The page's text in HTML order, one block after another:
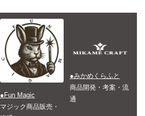
●Fun Magic
マジック商品販売・
●みかめくらふと
商品開発・考案・流
通